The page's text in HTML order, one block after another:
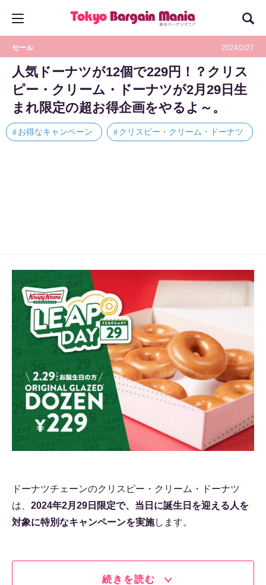
セール 2024/2/27
人気ドーナツが12個で229円！？クリス
ピー・クリーム・ドーナツが2月29日生
まれ限定の超お得企画をやるよ～。
お得なキャンペーン クリスピー・クリーム・ドーナツ
ドーナツチェーンのクリスピー・クリーム・ドーナツ
は、 2024年2月29日限定で、当日に誕生日を迎える人を
対象に特別なキャンペーンを実施します。
続きを読む